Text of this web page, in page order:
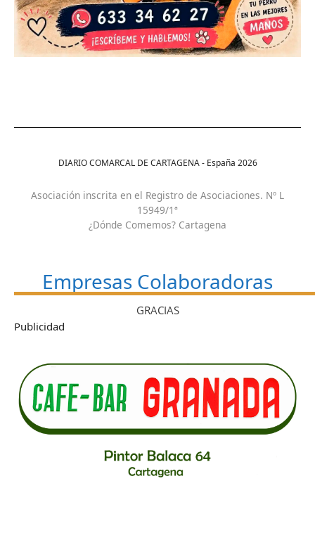
DIARIO COMARCAL DE CARTAGENA - España 2026
Asociación inscrita en el Registro de Asociaciones. Nº L
15949/1ª
¿Dónde Comemos? Cartagena
Empresas Colaboradoras
GRACIAS
Publicidad